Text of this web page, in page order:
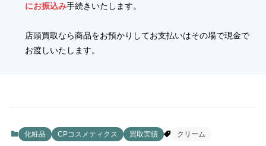
にお振込み手続きいたします。
店頭買取なら商品をお預かりしてお支払いはその場で現金で
お渡しいたします。
化粧品 CPコスメティクス 買取実績 クリーム